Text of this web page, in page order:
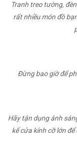
Tranh treo tường,
rất nhiều món đồ
Đừng bao giờ để
Hãy tận dụng ánh
kế cửa kính cỡ lớn